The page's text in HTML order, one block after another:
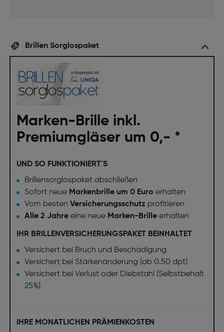
Brillen Sorglospaket
Marken-Brille inkl.
Premiumgläser um 0,- *
UND SO FUNKTIONIERT`S
Brillensorglospaket abschließen
Sofort neue Markenbrille um 0 Euro erhalten
Vom besten Versicherungsschutz profitieren
Alle 2 Jahreeine neue Marken-Brille erhalten
IHR BRILLENVERSICHERUNGSPAKET BEINHALTET
Versichert bei Bruch und Beschädigung
Versichert bei Stärkenänderung (ab 0.50 dpt)
Versichert bei Verlust oder Diebstahl (Selbstbehalt
25%)
IHRE MONATLICHEN PRÄMIENKOSTEN